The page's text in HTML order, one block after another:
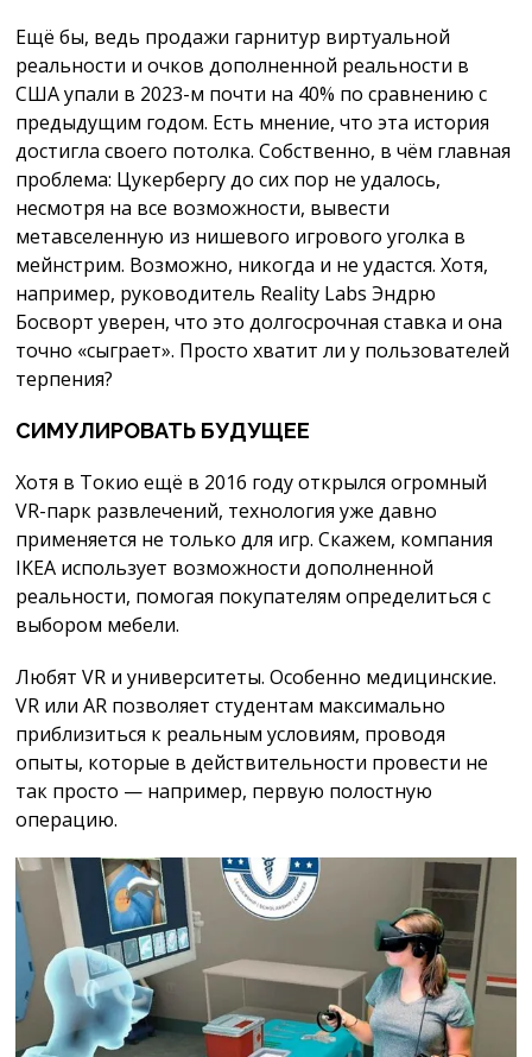
Ещё бы, ведь продажи гарнитур виртуальной
реальности и очков дополненной реальности в
США упали в 2023-м почти на 40% по сравнению с
предыдущим годом. Есть мнение, что эта история
достигла своего потолка. Собственно, в чём главная
проблема: Цукербергу до сих пор не удалось,
несмотря на все возможности, вывести
метавселенную из нишевого игрового уголка в
мейнстрим. Возможно, никогда и не удастся. Хотя,
например, руководитель Reality Labs Эндрю
Босворт уверен, что это долгосрочная ставка и она
точно «сыграет». Просто хватит ли у пользователей
терпения?
СИМУЛИРОВАТЬ БУДУЩЕЕ
Хотя в Токио ещё в 2016 году открылся огромный
VR-парк развлечений, технология уже давно
применяется не только для игр. Скажем, компания
IKEA использует возможности дополненной
реальности, помогая покупателям определиться с
выбором мебели.
Любят VR и университеты. Особенно медицинские.
VR или AR позволяет студентам максимально
приблизиться к реальным условиям, проводя
опыты, которые в действительности провести не
так просто — например, первую полостную
операцию.